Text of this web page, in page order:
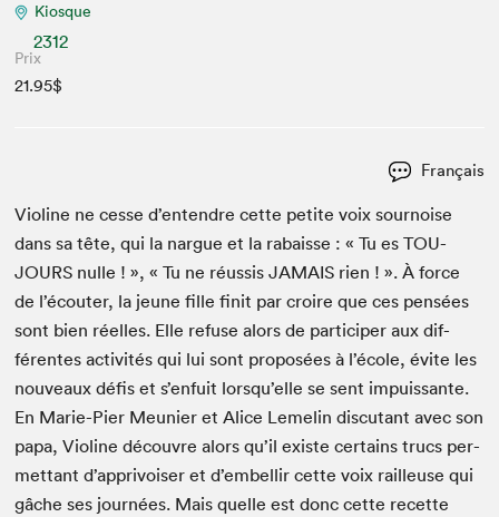
Kiosque
2312
Prix
21.95$
Français
Vio­line ne cesse d’entendre cette petite voix sournoise
dans sa tête, qui la nar­gue et la rabaisse : « Tu esTOU­
JOURS nulle ! », « Tu ne réus­sisJAMAIS rien ! ». À force
de l’écouter, la jeune fille finit par croire que ces pen­sées
sont bien réelles. Elle refuse alors de par­ticiper aux dif­
férentes activ­ités qui lui sont pro­posées à l’école, évite les
nou­veaux défis et s’enfuit lorsqu’elle se sent impuis­sante.
En Marie-Pier Meu­nier et Alice Lemelin dis­cu­tant avec son
papa, Vio­line décou­vre alors qu’il existe cer­tains trucs per­
me­t­tant d’apprivoiser et d’embellir cette voix railleuse qui
gâche ses journées. Mais quelle est donc cette recette